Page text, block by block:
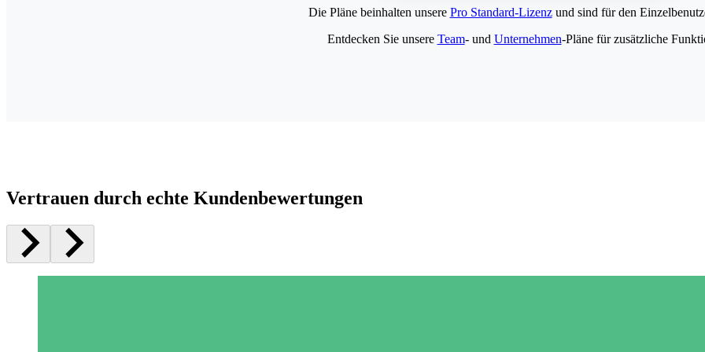
Die Pläne beinhalten unsere Pro Standard-Lizenzund sind für den
Entdecken Sie unsere Team- und Unternehmen-Pläne für zusätzliche
Vertrauen durch echte Kundenbewertungen